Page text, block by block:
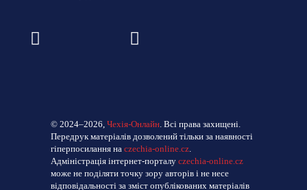
© 2024–2026,Чехія-Онлайн . Всі права захищені.
Передрук матеріалів дозволений тільки за наявності
гіперпосилання наczechia-online.cz
Адміністрація інтернет-порталуczechia-online.cz
може не поділяти точку зору авторів і не несе
відповідальності за зміст опублікованих матеріалів